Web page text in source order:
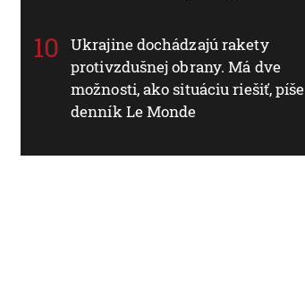
Ukrajine dochádzajú rakety
protivzdušnej obrany. Má dve
možnosti, ako situáciu riešiť, píše
denník Le Monde